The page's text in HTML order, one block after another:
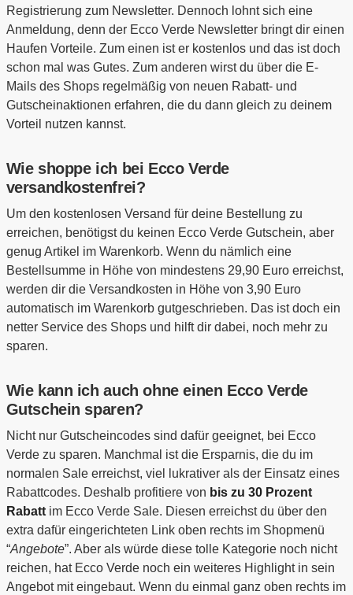
Registrierung zum Newsletter. Dennoch lohnt sich eine
Anmeldung, denn der Ecco Verde Newsletter bringt dir einen
Haufen Vorteile. Zum einen ist er kostenlos und das ist doch
schon mal was Gutes. Zum anderen wirst du über die E-
Mails des Shops regelmäßig von neuen Rabatt- und
Gutscheinaktionen erfahren, die du dann gleich zu deinem
Vorteil nutzen kannst.
Wie shoppe ich bei Ecco Verde
versandkostenfrei?
Um den kostenlosen Versand für deine Bestellung zu
erreichen, benötigst du keinen Ecco Verde Gutschein, aber
genug Artikel im Warenkorb. Wenn du nämlich eine
Bestellsumme in Höhe von mindestens 29,90 Euro erreichst,
werden dir die Versandkosten in Höhe von 3,90 Euro
automatisch im Warenkorb gutgeschrieben. Das ist doch ein
netter Service des Shops und hilft dir dabei, noch mehr zu
sparen.
Wie kann ich auch ohne einen Ecco Verde
Gutschein sparen?
Nicht nur Gutscheincodes sind dafür geeignet, bei Ecco
Verde zu sparen. Manchmal ist die Ersparnis, die du im
normalen Sale erreichst, viel lukrativer als der Einsatz eines
Rabattcodes. Deshalb profitiere von bis zu 30 Prozent
Rabattim Ecco Verde Sale. Diesen erreichst du über den
extra dafür eingerichteten Link oben rechts im Shopmenü
“Angebote”. Aber als würde diese tolle Kategorie noch nicht
reichen, hat Ecco Verde noch ein weiteres Highlight in sein
Angebot mit eingebaut. Wenn du einmal ganz oben rechts im